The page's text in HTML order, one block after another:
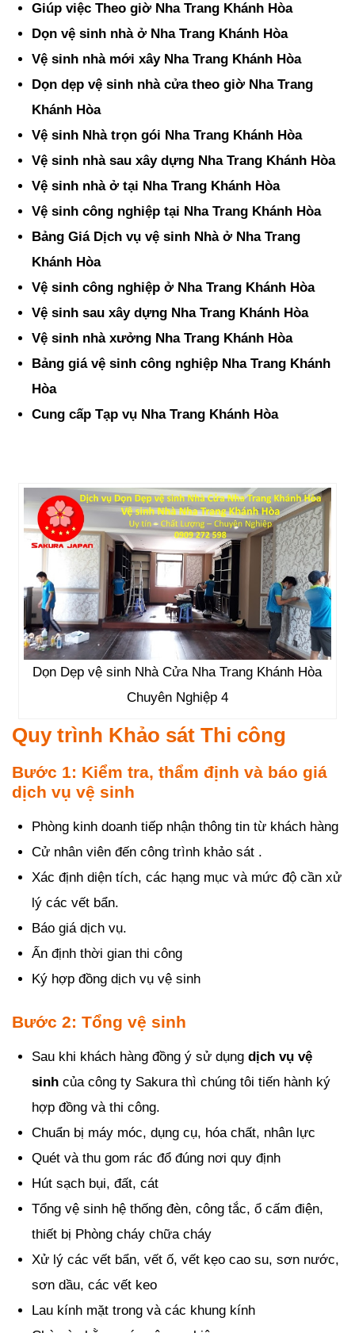
Giúp việc Theo giờ Nha Trang Khánh Hòa
Dọn vệ sinh nhà ở Nha Trang Khánh Hòa
Vệ sinh nhà mới xây Nha Trang Khánh Hòa
Dọn dẹp vệ sinh nhà cửa theo giờ Nha Trang
Khánh Hòa
Vệ sinh Nhà trọn gói Nha Trang Khánh Hòa
Vệ sinh nhà sau xây dựng Nha Trang Khánh Hòa
Vệ sinh nhà ở tại Nha Trang Khánh Hòa
Vệ sinh công nghiệp tại Nha Trang Khánh Hòa
Bảng Giá Dịch vụ vệ sinh Nhà ở Nha Trang
Khánh Hòa
Vệ sinh công nghiệp ở Nha Trang Khánh Hòa
Vệ sinh sau xây dựng Nha Trang Khánh Hòa
Vệ sinh nhà xưởng Nha Trang Khánh Hòa
Bảng giá vệ sinh công nghiệp Nha Trang Khánh
Hòa
Cung cấp Tạp vụ Nha Trang Khánh Hòa
Dọn Dẹp vệ sinh Nhà Cửa Nha Trang Khánh Hòa
Chuyên Nghiệp 4
Quy trình Khảo sát Thi công
Bước 1: Kiểm tra, thẩm định và báo giá
dịch vụ vệ sinh
Phòng kinh doanh tiếp nhận thông tin từ khách hàng
Cử nhân viên đến công trình khảo sát .
Xác định diện tích, các hạng mục và mức độ cần xử
lý các vết bẩn.
Báo giá dịch vụ.
Ấn định thời gian thi công
Ký hợp đồng dịch vụ vệ sinh
Bước 2: Tổng vệ sinh
Sau khi khách hàng đồng ý sử dụngdịch vụ vệ
sinh của công ty Sakura thì chúng tôi tiến hành ký
hợp đồng và thi công.
Chuẩn bị máy móc, dụng cụ, hóa chất, nhân lực
Quét và thu gom rác đổ đúng nơi quy định
Hút sạch bụi, đất, cát
Tổng vệ sinh hệ thống đèn, công tắc, ổ cấm điện,
thiết bị Phòng cháy chữa cháy
Xử lý các vết bẩn, vết ố, vết kẹo cao su, sơn nước,
sơn dầu, các vết keo
Lau kính mặt trong và các khung kính